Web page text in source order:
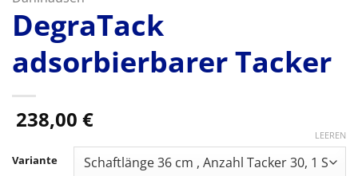
DegraTack
adsorbierbarer Tacker
238,00 €
Variante
LEEREN